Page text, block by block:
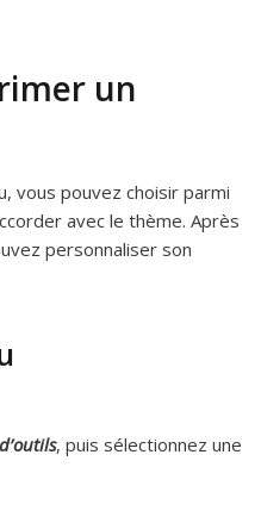
un
vous pouvez choisir parmi
avec le thème. Après
personnaliser son
, puis sélectionnez une